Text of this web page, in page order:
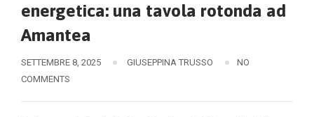
energetica: una tavola rotonda ad
Amantea
SETTEMBRE 8, 2025 GIUSEPPINA TRUSSO
NO
COMMENTS